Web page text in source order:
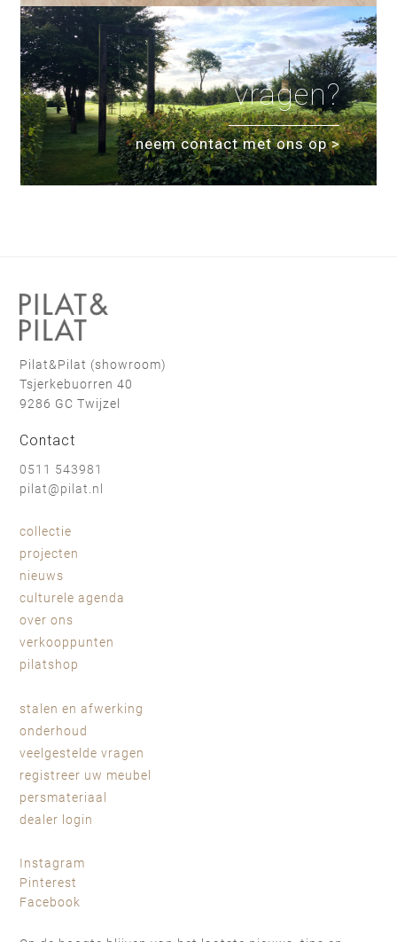
vragen?
neem contact met ons op >
Pilat&Pilat (showroom)
Tsjerkebuorren 40
9286 GC Twijzel
Contact
0511 543981
pilat@pilat.nl
collectie
projecten
nieuws
culturele agenda
over ons
verkooppunten
pilatshop
stalen en afwerking
onderhoud
veelgestelde vragen
registreer uw meubel
persmateriaal
dealer login
Instagram
Pinterest
Facebook